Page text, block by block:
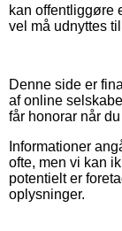
kan offentliggøre
vel må udnyttes
Denne side er
af online
får honorar når
Informationer
ofte, men vi kan
potentielt er
oplysninger.